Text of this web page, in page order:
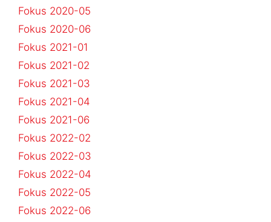
Fokus 2020-05
Fokus 2020-06
Fokus 2021-01
Fokus 2021-02
Fokus 2021-03
Fokus 2021-04
Fokus 2021-06
Fokus 2022-02
Fokus 2022-03
Fokus 2022-04
Fokus 2022-05
Fokus 2022-06